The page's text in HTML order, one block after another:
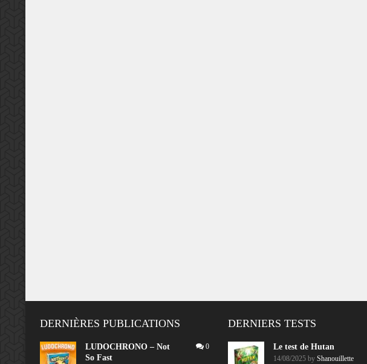
DERNIÈRES PUBLICATIONS
LUDOCHRONO – Not
So Fast
0
DERNIERS TESTS
Le test de Hutan
14/08/2025 by Shanouillette